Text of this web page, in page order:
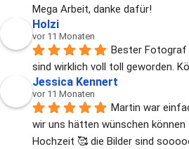
Mega Arbeit, danke dafür!
Holzi
vor 11 Monaten
Bester Fotograf
sind wirklich voll toll geworden.
Jessica Kennert
vor 11 Monaten
Martin war
wir uns hätten wünschen können
Hochzeit 🥰 die Bilder sind